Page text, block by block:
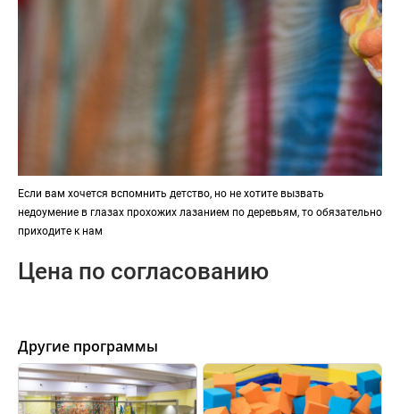
Если вам хочется вспомнить детство, но не хотите вызвать
недоумение в глазах прохожих лазанием по деревьям, то обязательно
приходите к нам
Цена по согласованию
Другие программы